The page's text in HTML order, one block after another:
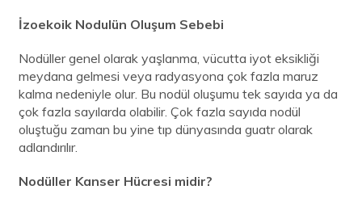
İzoekoik Nodulün Oluşum Sebebi
Nodüller genel olarak yaşlanma, vücutta iyot eksikliği
meydana gelmesi veya radyasyona çok fazla maruz
kalma nedeniyle olur. Bu nodül oluşumu tek sayıda ya da
çok fazla sayılarda olabilir. Çok fazla sayıda nodül
oluştuğu zaman bu yine tıp dünyasında guatr olarak
adlandırılır.
Nodüller Kanser Hücresi midir?